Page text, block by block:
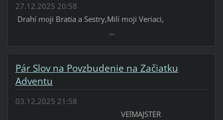
27.12.2025 20:58
Drahí moji Bratia a Sestry,Milí moji Veriaci,
...
Pár Slov na Povzbudenie na Začiatku
Adventu
03.12.2025 21:58
VEľMAJSTER